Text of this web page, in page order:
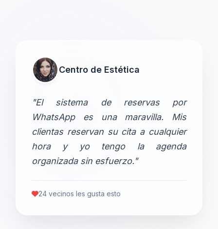
Centro de Estética
"El sistema de reservas por
WhatsApp es una maravilla. Mis
clientas reservan su cita a cualquier
hora y yo tengo la agenda
organizada sin esfuerzo."
24 vecinos les gusta esto